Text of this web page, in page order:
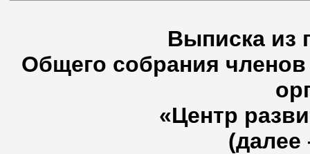
Выписка из
Общего собрания
«Центр
(далее